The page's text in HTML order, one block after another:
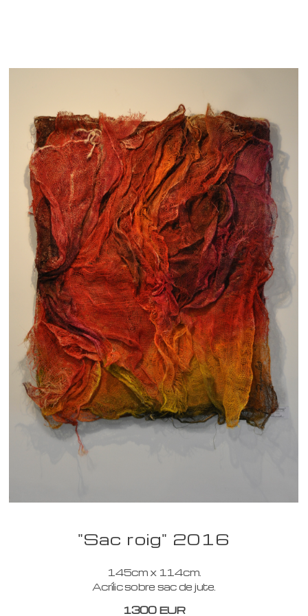
"Sac roig" 2016
145cm x 114cm.
Acrílic sobre sac de jute.
1300 EUR